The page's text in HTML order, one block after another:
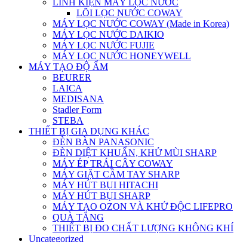
LINH KIỆN MÁY LỌC NƯỚC
LÕI LỌC NƯỚC COWAY
MÁY LỌC NƯỚC COWAY (Made in Korea)
MÁY LỌC NƯỚC DAIKIO
MÁY LỌC NƯỚC FUJIE
MÁY LỌC NƯỚC HONEYWELL
MÁY TẠO ĐỘ ẨM
BEURER
LAICA
MEDISANA
Stadler Form
STEBA
THIẾT BỊ GIA DỤNG KHÁC
ĐÈN BÀN PANASONIC
ĐÈN DIỆT KHUẨN, KHỬ MÙI SHARP
MÁY ÉP TRÁI CÂY COWAY
MÁY GIẶT CẦM TAY SHARP
MÁY HÚT BỤI HITACHI
MÁY HÚT BỤI SHARP
MÁY TẠO OZON VÀ KHỬ ĐỘC LIFEPRO
QUÀ TẶNG
THIẾT BỊ ĐO CHẤT LƯỢNG KHÔNG KHÍ
Uncategorized